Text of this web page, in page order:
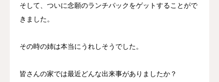
そして、ついに念願のランチパックをゲットすることがで
きました。
その時の姉は本当にうれしそうでした。
皆さんの家では最近どんな出来事がありましたか？